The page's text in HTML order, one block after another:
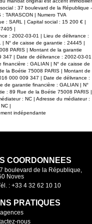
grenier de même
vos besoins.
d'évolution de
terrain, idéale
provençale. Un
perspectives.
plus
: 37 boulevard de la République -
TARASCON | Numero TVA
: SARL | Capital social : 15 200 € |
|
: 2002-03-01 | Lieu de délivrance :
N° de caisse de garantie : 24445 |
PARIS | Montant de la garantie
| Date de délivrance : 2002-03-01
: GALIAN | N° de caisse de
la Boétie 75008 PARIS | Montant de
000 009 347 | Date de délivrance :
de garantie financière : GALIAN | N°
: 89 Rue de la Boétie 75008 PARIS |
: NC | Adresse du médiateur :
|
indépendante
COORDONNÉES
boulevard de la République,
Noves
: +33 4 32 62 10 10
PRATIQUES
nous